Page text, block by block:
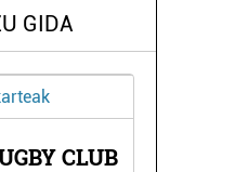
GIDA
CLUB